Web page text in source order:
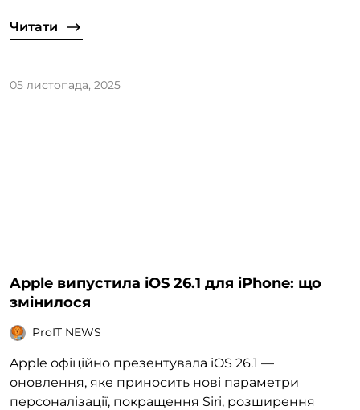
Читати
05 листопада, 2025
Apple випустила iOS 26.1 для iPhone: що
змінилося
ProIT NEWS
Apple офіційно презентувала iOS 26.1 —
оновлення, яке приносить нові параметри
персоналізації, покращення Siri, розширення